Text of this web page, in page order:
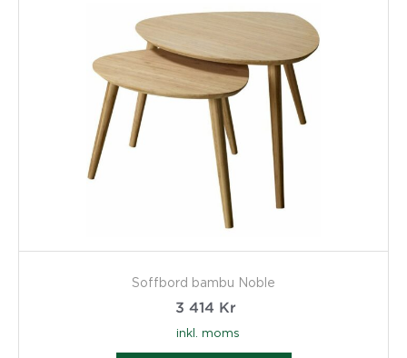
Soffbord bambu Noble
3 414 Kr
inkl. moms